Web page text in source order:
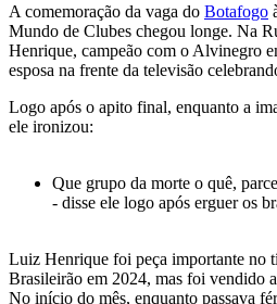
A comemoração da vaga do Botafogo
Mundo de Clubes chegou longe. Na
Henrique, campeão com o Alvinegro
esposa na frente da televisão
Logo após o apito final, enquanto a
ele ironizou:
Que grupo da morte o quê,
- disse ele logo após erguer os
Luiz Henrique foi peça importante no
Brasileirão em 2024, mas foi vendido
No início do mês, enquanto passava